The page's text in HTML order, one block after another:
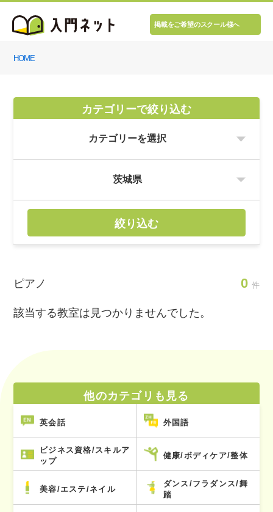
掲載をご希望のスクール様へ
HOME
カテゴリーで絞り込む
絞り込む
ピアノ 0 件
該当する教室は見つかりませんでした。
他のカテゴリも見る
英会話 外国語
ビジネス資格/スキルア
ップ
健康/ボディケア/整体
美容/エステ/ネイル
ダンス/フラダンス/舞
踏